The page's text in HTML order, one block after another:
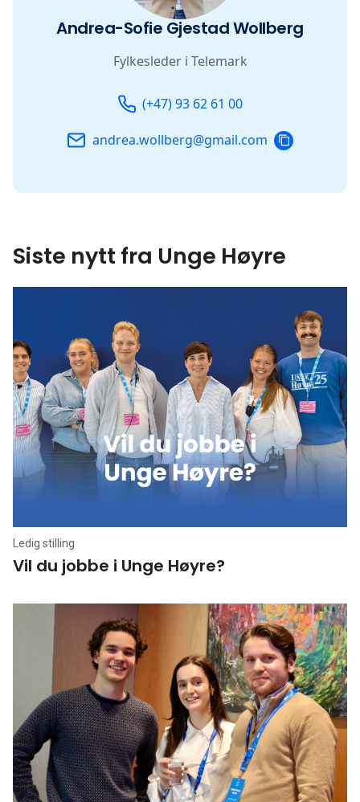
Andrea-Sofie Gjestad Wollberg
Fylkesleder i Telemark
(+47) 93 62 61 00
andrea.wollberg@gmail.com COPY
EMAIL
Siste nytt fra Unge Høyre
Ledig stilling
Vil du jobbe i Unge Høyre?